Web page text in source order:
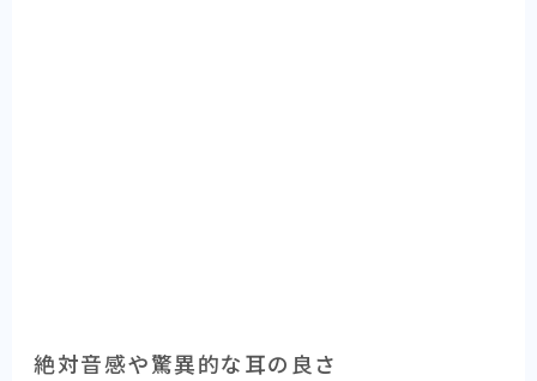
絶対音感や驚異的な耳の良さ